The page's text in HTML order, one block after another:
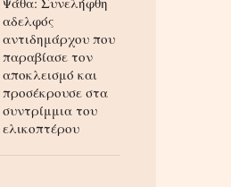
αδελφός
αντιδημάρχου που
παραβίασε τον
αποκλεισμό και
προσέκρουσε στα
συντρίμμια του
ελικοπτέρου